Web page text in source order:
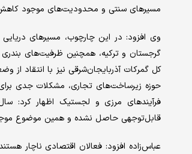
مسیرهای سنتی و محدودیت‌های موجود
وی افزود: در این چارچوب، مسیرهای
گرجستان و ترکیه، همچنین ظرفیت‌های بندری
کل گمرکات آذربایجان‌شرقی نیز با انتقاد
حوزه زیرساخت‌های تجاری، مشکلات جدی
فرآیندهای مرزی و لجستیک اظهار کرد:
قابل‌توجهی حاصل نشده و همین موضوع موجب
عباس‌زاده افزود: فعالان اقتصادی ناچار